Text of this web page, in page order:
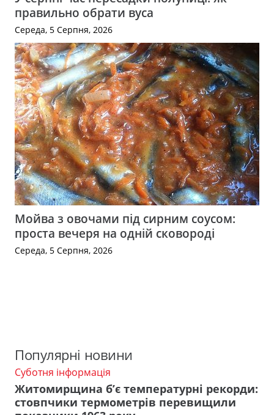
правильно обрати вуса
Середа, 5 Серпня, 2026
Мойва з овочами під сирним соусом:
проста вечеря на одній сковороді
Середа, 5 Серпня, 2026
Популярні новини
Суботня інформація
Житомирщина б’є температурні рекорди:
стовпчики термометрів перевищили